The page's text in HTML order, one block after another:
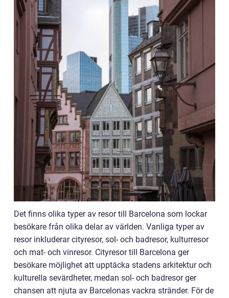
Det finns olika typer av resor till Barcelona som lockar
besökare från olika delar av världen. Vanliga typer av
resor inkluderar cityresor, sol- och badresor, kulturresor
och mat- och vinresor. Cityresor till Barcelona ger
besökare möjlighet att upptäcka stadens arkitektur och
kulturella sevärdheter, medan sol- och badresor ger
chansen att njuta av Barcelonas vackra stränder. För de